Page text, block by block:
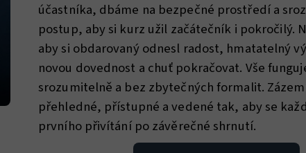
účastníka, dbáme na bezpečné prostředí a
postup, aby si kurz užil začátečník i pokročilý.
aby si obdarovaný odnesl radost, hmatatelný
novou dovednost a chuť pokračovat. Vše
srozumitelně a bez zbytečných formalit.
přehledné, přístupné a vedené tak, aby se
prvního přivítání po závěrečné shrnutí.